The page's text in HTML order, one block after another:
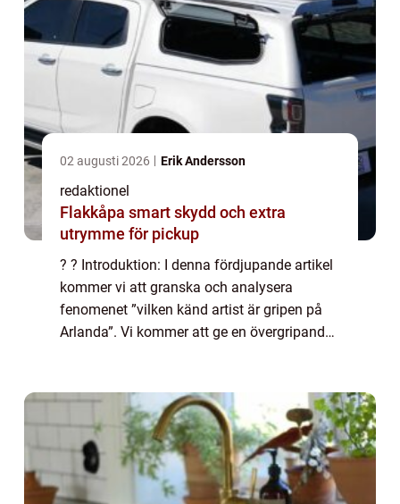
02 augusti 2026 Erik Andersson
redaktionel
Flakkåpa smart skydd och extra
utrymme för pickup
? ? Introduktion: I denna fördjupande artikel
kommer vi att granska och analysera
fenomenet ”vilken känd artist är gripen på
Arlanda”. Vi kommer att ge en övergripande